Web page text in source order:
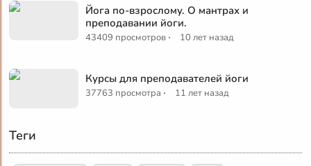
Йога по-взрослому. О мантрах и
преподавании йоги.
43409 просмотров · 10 лет назад
Курсы для преподавателей йоги
37763 просмотра · 11 лет назад
Теги